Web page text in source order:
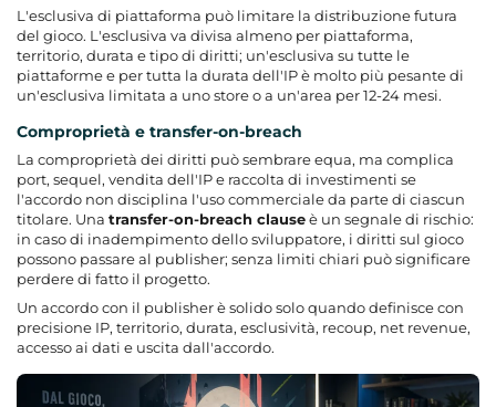
L'esclusiva di piattaforma può limitare la distribuzione futura
del gioco. L'esclusiva va divisa almeno per piattaforma,
territorio, durata e tipo di diritti; un'esclusiva su tutte le
piattaforme e per tutta la durata dell'IP è molto più pesante di
un'esclusiva limitata a uno store o a un'area per 12-24 mesi.
Comproprietà e transfer-on-breach
La comproprietà dei diritti può sembrare equa, ma complica
port, sequel, vendita dell'IP e raccolta di investimenti se
l'accordo non disciplina l'uso commerciale da parte di ciascun
titolare. Una transfer-on-breach clauseè un segnale di rischio:
in caso di inadempimento dello sviluppatore, i diritti sul gioco
possono passare al publisher; senza limiti chiari può significare
perdere di fatto il progetto.
Un accordo con il publisher è solido solo quando definisce con
precisione IP, territorio, durata, esclusività, recoup, net revenue,
accesso ai dati e uscita dall'accordo.